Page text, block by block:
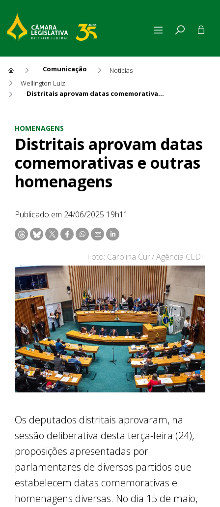
Comunicação
Notícias
Wellington Luiz
Distritais aprovam datas comemorativas e outras homenagens
HOMENAGENS
Distritais aprovam datas
comemorativas e outras
homenagens
Publicado em 24/06/2025 19h11
Foto: Carolina Curi/ Agência CLDF
Os deputados distritais aprovaram, na
sessão deliberativa desta terça-feira (24),
proposições apresentadas por
parlamentares de diversos partidos que
estabelecem datas comemorativas e
homenagens diversas. No dia 15 de maio,